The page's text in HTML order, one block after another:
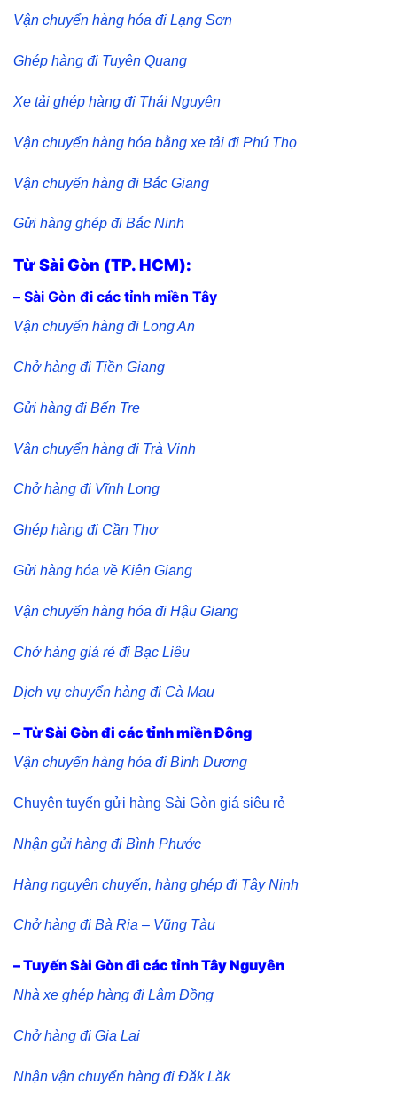
Vận chuyển hàng hóa đi Lạng Sơn
Ghép hàng đi Tuyên Quang
Xe tải ghép hàng đi Thái Nguyên
Vận chuyển hàng hóa bằng xe tải đi Phú Thọ
Vận chuyển hàng đi Bắc Giang
Gửi hàng ghép đi Bắc Ninh
Từ Sài Gòn (TP. HCM):
– Sài Gòn đi các tỉnh miền Tây
Vận chuyển hàng đi Long An
Chở hàng đi Tiền Giang
Gửi hàng đi Bến Tre
Vận chuyển hàng đi Trà Vinh
Chở hàng đi Vĩnh Long
Ghép hàng đi Cần Thơ
Gửi hàng hóa về Kiên Giang
Vận chuyển hàng hóa đi Hậu Giang
Chở hàng giá rẻ đi Bạc Liêu
Dịch vụ chuyển hàng đi Cà Mau
– Từ Sài Gòn đi các tỉnh miền Đông
Vận chuyển hàng hóa đi Bình Dương
Chuyên tuyến gửi hàng Sài Gòn giá siêu rẻ
Nhận gửi hàng đi Bình Phước
Hàng nguyên chuyến, hàng ghép đi Tây Ninh
Chở hàng đi Bà Rịa – Vũng Tàu
– Tuyến Sài Gòn đi các tỉnh Tây Nguyên
Nhà xe ghép hàng đi Lâm Đồng
Chở hàng đi Gia Lai
Nhận vận chuyển hàng đi Đăk Lăk